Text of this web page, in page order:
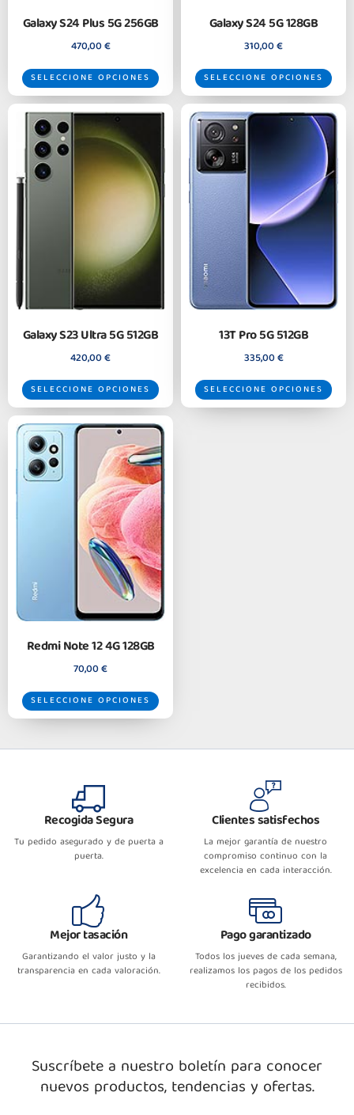
Galaxy S24 Plus 5G 256GB
470,00€
SELECCIONE OPCIONES
Galaxy S24 5G 128GB
310,00€
SELECCIONE OPCIONES
Galaxy S23 Ultra 5G 512GB
420,00€
SELECCIONE OPCIONES
13T Pro 5G 512GB
335,00€
SELECCIONE OPCIONES
Redmi Note 12 4G 128GB
70,00€
SELECCIONE OPCIONES
Recogida Segura
Tu pedido asegurado y de puerta a
puerta.
Clientes satisfechos
La mejor garantía de nuestro
compromiso continuo con la
excelencia en cada interacción.
Mejor tasación
Garantizando el valor justo y la
transparencia en cada valoración.
Pago garantizado
Todos los jueves de cada semana,
realizamos los pagos de los pedidos
recibidos.
Suscríbete a nuestro boletín para conocer
nuevos productos, tendencias y ofertas.